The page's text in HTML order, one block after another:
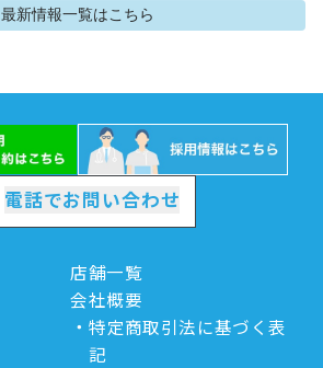
最新情報一覧はこちら
電話でお問い合わせ
店舗一覧
会社概要
特定商取引法に基づく表
記